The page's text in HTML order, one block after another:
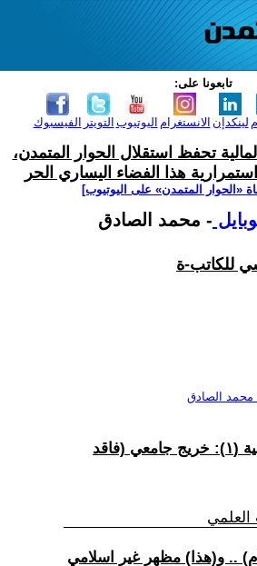
تابعونا على:
الفيسبوك التويتر اليوتيوب الانستغرام لينكدإن
تحفظ استقلال الحوار المتمدن،
هذا الفضاء اليساري الحر
‫«الحوار المتمدن» على اليوتيوب]
- محمد الصادق
للكاتب-ة
محمد الصادق
(1) الحرب وقضية التربية (١): خريج جامعي (فاقد
العلمي
.. و(هذا) مظهر غير اسلامي